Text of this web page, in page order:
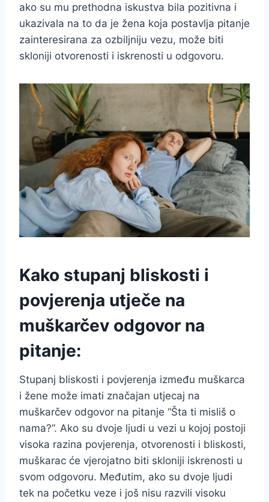
ako su mu prethodna iskustva bila pozitivna i
ukazivala na to da je žena koja postavlja pitanje
zainteresirana za ozbiljniju vezu, može biti
skloniji otvorenosti i iskrenosti u odgovoru.
Kako stupanj bliskosti i
povjerenja utječe na
muškarčev odgovor na
pitanje:
Stupanj bliskosti i povjerenja između muškarca
i žene može imati značajan utjecaj na
muškarčev odgovor na pitanje “Šta ti misliš o
nama?”. Ako su dvoje ljudi u vezi u kojoj postoji
visoka razina povjerenja, otvorenosti i bliskosti,
muškarac će vjerojatno biti skloniji iskrenosti u
svom odgovoru. Međutim, ako su dvoje ljudi
tek na početku veze i još nisu razvili visoku